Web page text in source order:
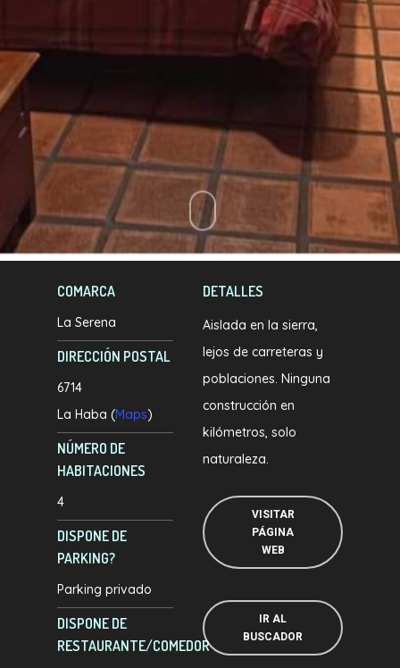
COMARCA
La Serena
DIRECCIÓN POSTAL
6714
La Haba (Maps)
NÚMERO DE
HABITACIONES
4
DISPONE DE
PARKING?
Parking privado
DISPONE DE
RESTAURANTE/COMEDOR
DETALLES
Aislada en la sierra,
lejos de carreteras y
poblaciones. Ninguna
construcción en
kilómetros, solo
naturaleza.
VISITAR
PÁGINA
WEB
IR AL
BUSCADOR